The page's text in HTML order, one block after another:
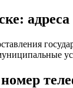
адреса